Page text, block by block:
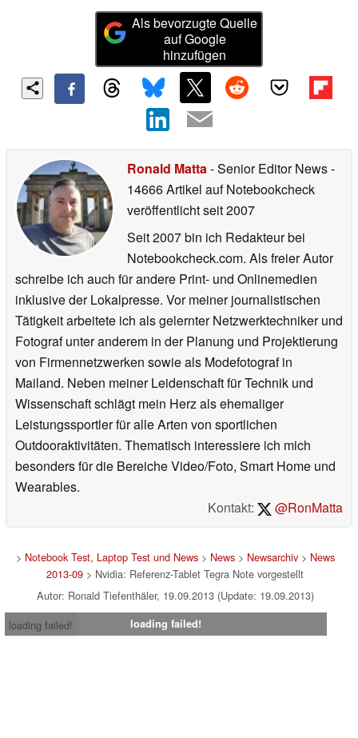
Als bevorzugte Quelle
auf Google
hinzufügen
Ronald Matta- Senior Editor News-
14666 Artikel auf Notebookcheck
veröffentlichtseit 2007
Seit 2007 bin ich Redakteur bei
Notebookcheck.com. Als freier Autor
schreibe ich auch für andere Print- und Onlinemedien
inklusive der Lokalpresse. Vor meiner journalistischen
Tätigkeit arbeitete ich als gelernter Netzwerktechniker und
Fotograf unter anderem in der Planung und Projektierung
von Firmennetzwerken sowie als Modefotograf in
Mailand. Neben meiner Leidenschaft für Technik und
Wissenschaft schlägt mein Herz als ehemaliger
Leistungssportler für alle Arten von sportlichen
Outdooraktivitäten. Thematisch interessiere ich mich
besonders für die Bereiche Video/Foto, Smart Home und
Wearables.
Kontakt:
@RonMatta
> Notebook Test, Laptop Test und News> News> Newsarchiv> News
2013-09 > Nvidia: Referenz-Tablet Tegra Note vorgestellt
Autor: Ronald Tiefenthäler, 19.09.2013 (Update: 19.09.2013)
loading failed!
loading failed!